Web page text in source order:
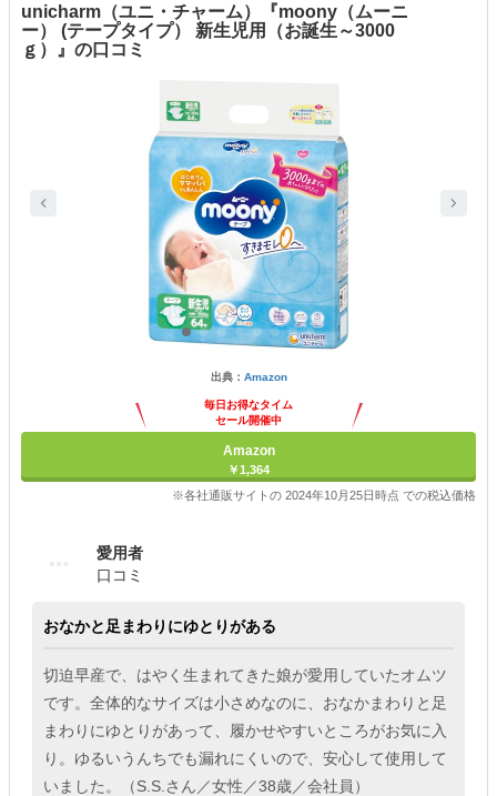
unicharm（ユニ・チャーム）『moony（ムーニ
ー） (テープタイプ） 新生児用（お誕生～3000
ｇ）』の口コミ
出典： Amazon
毎日お得なタイム
セール開催中
Amazon
￥1,364
※各社通販サイトの 2024年10月25日時点 での税込価格
愛用者
口コミ
おなかと足まわりにゆとりがある
切迫早産で、はやく生まれてきた娘が愛用していたオムツ
です。全体的なサイズは小さめなのに、おなかまわりと足
まわりにゆとりがあって、履かせやすいところがお気に入
り。ゆるいうんちでも漏れにくいので、安心して使用して
いました。（S.S.さん／女性／38歳／会社員）